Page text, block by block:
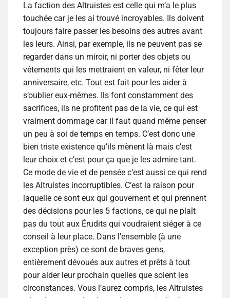
La faction des Altruistes est celle qui m’a le plus
touchée car je les ai trouvé incroyables. Ils doivent
toujours faire passer les besoins des autres avant
les leurs. Ainsi, par exemple, ils ne peuvent pas se
regarder dans un miroir, ni porter des objets ou
vêtements qui les mettraient en valeur, ni fêter leur
anniversaire, etc. Tout est fait pour les aider à
s’oublier eux-mêmes. Ils font constamment des
sacrifices, ils ne profitent pas de la vie, ce qui est
vraiment dommage car il faut quand même penser
un peu à soi de temps en temps. C’est donc une
bien triste existence qu’ils mènent là mais c’est
leur choix et c’est pour ça que je les admire tant.
Ce mode de vie et de pensée c’est aussi ce qui rend
les Altruistes incorruptibles. C’est la raison pour
laquelle ce sont eux qui gouvernent et qui prennent
des décisions pour les 5 factions, ce qui ne plaît
pas du tout aux Érudits qui voudraient siéger à ce
conseil à leur place. Dans l’ensemble (à une
exception près) ce sont de braves gens,
entièrement dévoués aux autres et prêts à tout
pour aider leur prochain quelles que soient les
circonstances. Vous l’aurez compris, les Altruistes